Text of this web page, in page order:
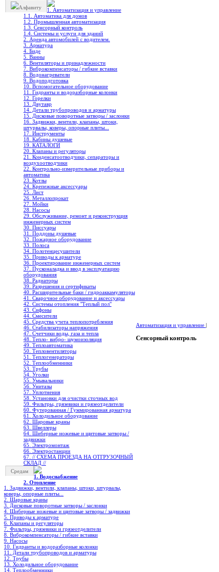
Алфавиту
1. Автоматизация и управление
1.1. Автоматика для домов
1.2. Промышленная автоматизация
1.3. Сенсорный контроль
1.4. Системы и услуги для зданий
2. Аренда автомобилей с водителем.
3. Арматура
4. Биде
5. Ванны
6. Вентиляторы и принадлежности
7. Виброкомпенсаторы / гибкие вставки
8. Водонагреватели
9. Водоподготовка
10. Вспомогательное оборудование
11. Гидранты и водоразборные колонки
12. Горелки
13. Двутавр
14. Детали трубопроводов и арматуры
15. Дисковые поворотные затворы / заслонки
16. Задвижки, вентили, клапаны, штоки,
штурвалы, коверы, опорные плиты...
17. Инструменты
18. Кабины душевые
19. КАТАЛОГИ
20. Клапаны и регуляторы
21. Конденсатоотводчики, сепараторы и
воздухоотводчики
22. Контрольно-измерительные приборы и
автоматика
23. Котлы
24. Крепежные аксессуары
25. Лист
26. Металлопрокат
27. Мойки
28. Насосы
29. Обслуживание, ремонт и реконструкция
инженерных систем
30. Писсуары
31. Поддоны душевые
32. Пожарное оборудование
33. Полоса
34. Полотенцесушители
35. Приводы к арматуре
36. Проектирование инженерных систем
37. Пусконаладка и ввод в эксплуатацию
оборудования
38. Радиаторы
39. Разрешения и сертификаты
40. Расширительные баки / гидроаккамуляторы
41. Сварочное оборудование и аксессуары
42. Системы отопления "Теплый пол"
43. Сифоны
44. Смесители
45. Средства учета теплопотребления
46. Стабилизаторы напряжения
47. Счетчики воды, газа и тепла
48. Тепло- вибро- шумоизоляция
49. Теплоавтоматика
50. Тепловентиляторы
51. Теплогенераторы
52. Теплообменники
53. Трубы
54. Уголки
55. Умывальники
56. Унитазы
57. Уплотнения
58. Установки для очистки сточных вод
59. Фильтры, грязевики и грязеотделители
60. Футерованная / Гуммированная арматура
61. Холодильное oборудование
62. Шаровые краны
63. Швеллеры
64. Шиберные ножевые и щитовые затворы /
задвижки
65. Электромонтаж
66. Электростанции
67. // СХЕМА ПРОЕЗДА НА ОТГРУЗОЧНЫЙ
СКЛАД //
Средам
1. Водоснабжение
2. Отопление
1. Задвижки, вентили, клапаны, штоки, штурвалы,
коверы, опорные плиты...
2. Шаровые краны
3. Дисковые поворотные затворы / заслонки
4. Шиберные ножевые и щитовые затворы / задвижки
5. Приводы к арматуре
6. Клапаны и регуляторы
7. Фильтры, грязевики и грязеотделители
8. Виброкомпенсаторы / гибкие вставки
9. Насосы
10. Гидранты и водоразборные колонки
11. Детали трубопроводов и арматуры
12. Трубы
13. Холодильное oборудование
14. Теплообменники
Автоматизация и управление
Сенсорный контроль